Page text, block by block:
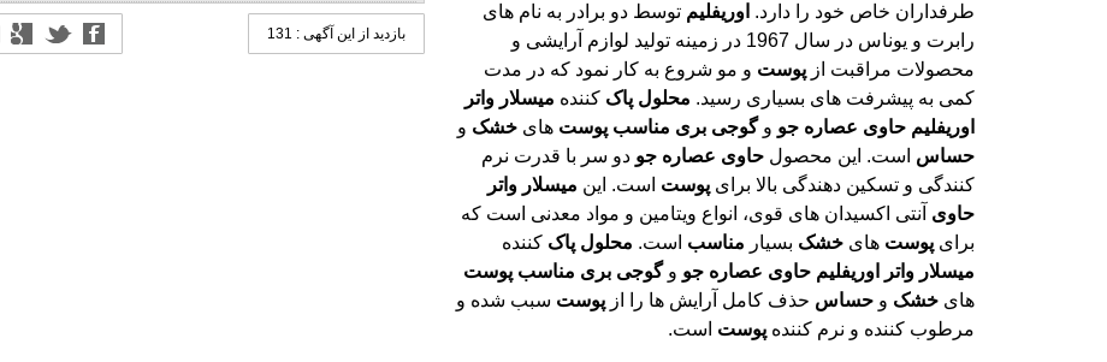
بازدید از این آگهی : 131
طرفداران خاص خود را دارد. اوریفلیم توسط دو برادر به نام های
رابرت و یوناس در سال 1967 در زمینه تولید لوازم آرایشی و
محصولات مراقبت از پوست و مو شروع به کار نمود که در مدت
کمی به پیشرفت های بسیاری رسید. محلول پاک کننده میسلار واتر
اوریفلیم حاوی عصاره جو وگوجی بری مناسب پوست های خشک و
حساس است. این محصول حاوی عصاره جو دو سر با قدرت نرم
کنندگی و تسکین دهندگی بالا برای پوست است. این میسلار واتر
حاوی آنتی اکسیدان های قوی، انواع ویتامین و مواد معدنی است که
برای پوست های خشک بسیار مناسب است. محلول پاک کننده
میسلار واتر اوریفلیم حاوی عصاره جو وگوجی بری مناسب پوست
های خشک و حساس حذف کامل آرایش ها را از پوست سبب شده و
مرطوب کننده و نرم کننده پوست است.